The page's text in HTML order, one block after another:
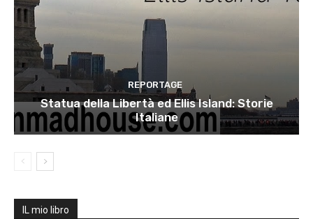
REPORTAGE
Statua della Libertà ed Ellis Island: Storie
Italiane
IL mio libro